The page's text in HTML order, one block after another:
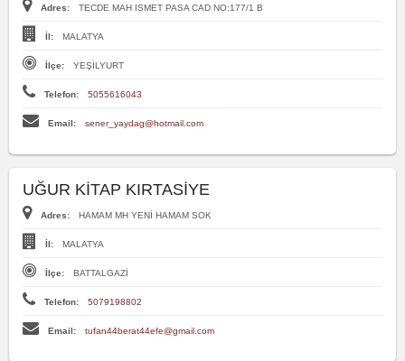
Adres: TECDE MAH ISMET PASA CAD NO:177/1 B
İl: MALATYA
İlçe: YEŞİLYURT
Telefon: 5055616043
Email: sener_yaydag@hotmail.com
UĞUR KİTAP KIRTASİYE
Adres: HAMAM MH YENİ HAMAM SOK
İl: MALATYA
İlçe: BATTALGAZİ
Telefon: 5079198802
Email: tufan44berat44efe@gmail.com